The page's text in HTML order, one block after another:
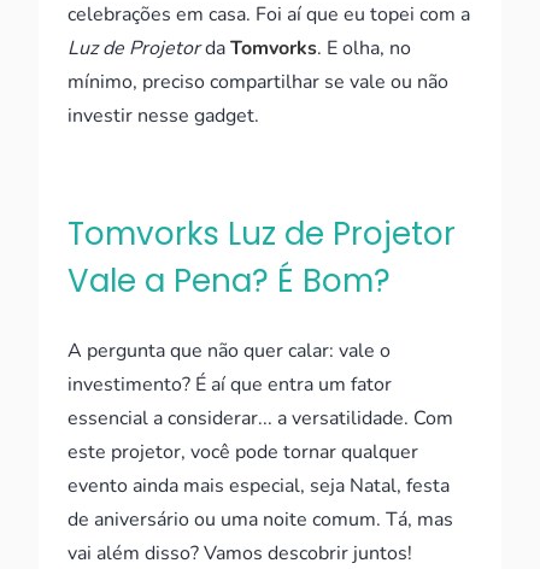
celebrações em casa. Foi aí que eu topei com a
Luz de ProjetordaTomvorks. E olha, no
mínimo, preciso compartilhar se vale ou não
investir nesse gadget.
Tomvorks Luz de Projetor
Vale a Pena? É Bom?
A pergunta que não quer calar: vale o
investimento? É aí que entra um fator
essencial a considerar... a versatilidade. Com
este projetor, você pode tornar qualquer
evento ainda mais especial, seja Natal, festa
de aniversário ou uma noite comum. Tá, mas
vai além disso? Vamos descobrir juntos!